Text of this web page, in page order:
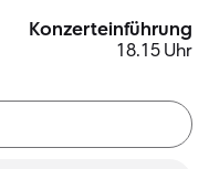
Konzerteinführung
18.15 Uhr